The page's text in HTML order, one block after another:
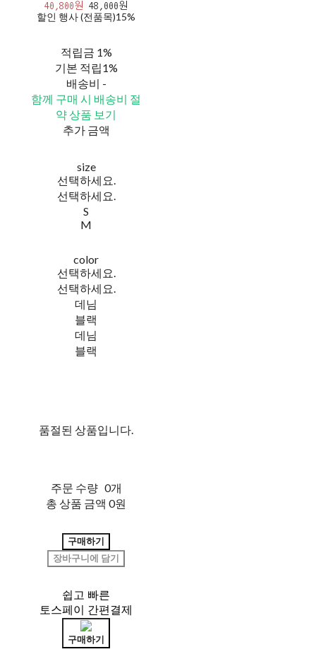
40,800원 48,000원
할인 행사 (전품목)15%
적립금 1%
기본 적립1%
배송비 -
함께 구매 시 배송비 절
약 상품 보기
추가 금액
size
선택하세요.
선택하세요.
S
M
color
선택하세요.
선택하세요.
데님
블랙
데님
블랙
품절된 상품입니다.
주문 수량 0개
총 상품 금액 0원
구매하기
장바구니에 담기
쉽고 빠른
토스페이 간편결제
구매하기